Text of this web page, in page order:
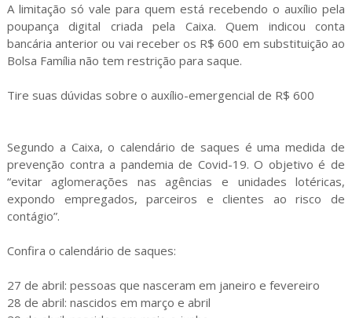
A limitação só vale para quem está recebendo o auxílio pela
poupança digital criada pela Caixa. Quem indicou conta
bancária anterior ou vai receber os R$ 600 em substituição ao
Bolsa Família não tem restrição para saque.
Tire suas dúvidas sobre o auxílio-emergencial de R$ 600
Segundo a Caixa, o calendário de saques é uma medida de
prevenção contra a pandemia de Covid-19. O objetivo é de
“evitar aglomerações nas agências e unidades lotéricas,
expondo empregados, parceiros e clientes ao risco de
contágio”.
Confira o calendário de saques:
27 de abril: pessoas que nasceram em janeiro e fevereiro
28 de abril: nascidos em março e abril